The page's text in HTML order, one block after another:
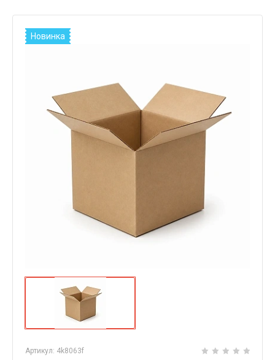
Новинка
Артикул: 4k8063f